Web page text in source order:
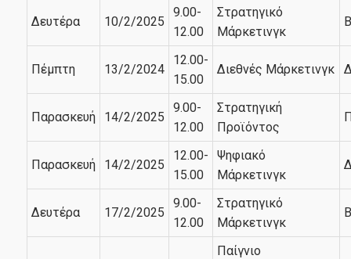
Δευτέρα 10/2/2025
9.00-
12.00
Στρατηγικό
Μάρκετινγκ
Πέμπτη 13/2/2024
12.00-
15.00
Διεθνές Μάρκετινγκ
Παρασκευή 14/2/2025
9.00-
12.00
Στρατηγική
Προϊόντος
Παρασκευή 14/2/2025
12.00-
15.00
Ψηφιακό
Μάρκετινγκ
Δευτέρα 17/2/2025
9.00-
12.00
Στρατηγικό
Μάρκετινγκ
Παίγνιο